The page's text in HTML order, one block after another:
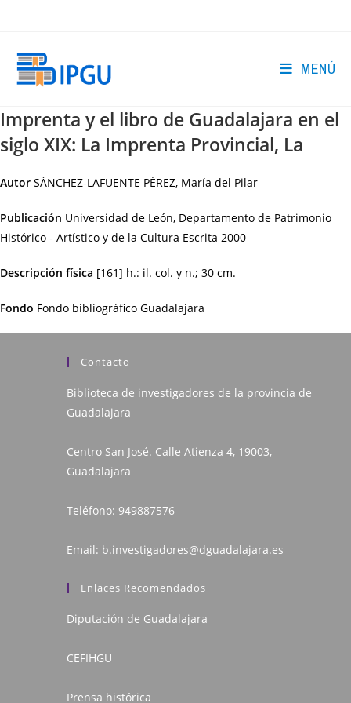
MENÚ
Imprenta y el libro de Guadalajara en el
siglo XIX: La Imprenta Provincial, La
Autor SÁNCHEZ-LAFUENTE PÉREZ, María del Pilar
Publicación Universidad de León, Departamento de Patrimonio
Histórico - Artístico y de la Cultura Escrita 2000
Descripción física [161] h.: il. col. y n.; 30 cm.
Fondo Fondo bibliográfico Guadalajara
Contacto
Biblioteca de investigadores de la provincia de
Guadalajara
Centro San José. Calle Atienza 4, 19003,
Guadalajara
Teléfono: 949887576
Email: b.investigadores@dguadalajara.es
Enlaces Recomendados
Diputación de Guadalajara
CEFIHGU
Prensa histórica